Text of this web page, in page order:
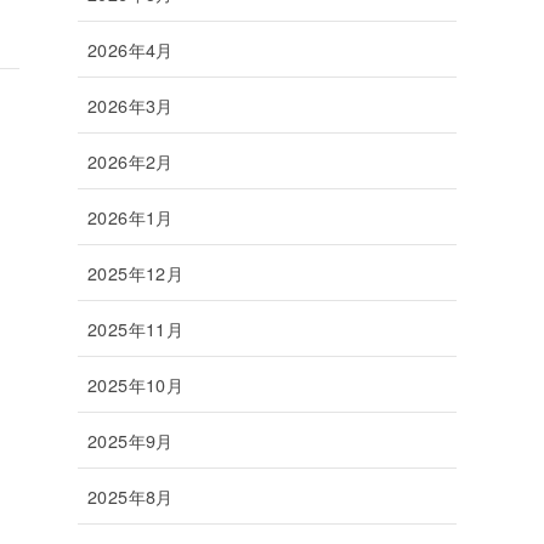
2026年4月
2026年3月
2026年2月
2026年1月
2025年12月
2025年11月
2025年10月
2025年9月
2025年8月